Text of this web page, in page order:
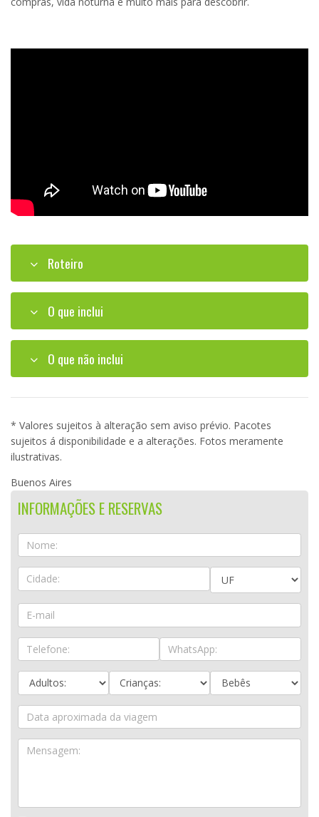
Roteiro
O que inclui
O que não inclui
* Valores sujeitos à alteração sem aviso prévio. Pacotes
sujeitos á disponibilidade e a alterações. Fotos meramente
ilustrativas.
Buenos Aires
INFORMAÇÕES E RESERVAS